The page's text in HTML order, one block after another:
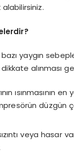
bazı yaygın
alınması
ısınmasının
düzgün
veya hasar